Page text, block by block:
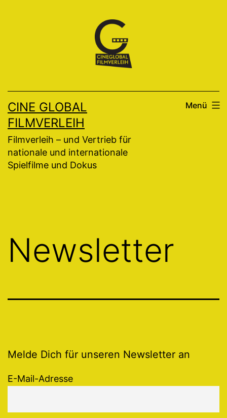
CINE GLOBAL
FILMVERLEIH
Filmverleih – und Vertrieb für
nationale und internationale
Spielfilme und Dokus
Menü
Newsletter
Melde Dich für unseren Newsletter an
E-Mail-Adresse